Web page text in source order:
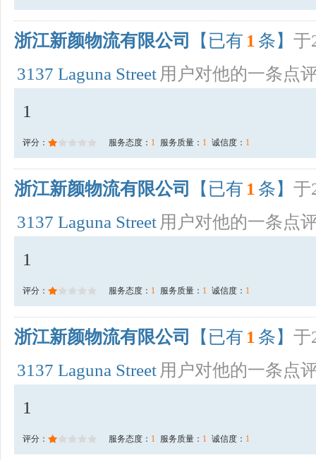
浙江新颜物流有限公司 【已有 1 条】 于
3137 Laguna Street 用户对他的一条点
1
评分： 服务态度： 1 服务质量： 1 诚信度： 1
浙江新颜物流有限公司 【已有 1 条】 于
3137 Laguna Street 用户对他的一条点
1
评分： 服务态度： 1 服务质量： 1 诚信度： 1
浙江新颜物流有限公司 【已有 1 条】 于
3137 Laguna Street 用户对他的一条点
1
评分： 服务态度： 1 服务质量： 1 诚信度： 1